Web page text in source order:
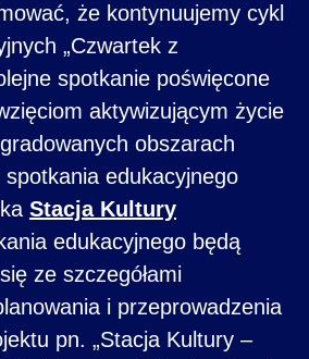
że kontynuujemy cykl
„Czwartek z
spotkanie poświęcone
aktywizującym życie
obszarach
edukacyjnego
Stacja Kultury
edukacyjnego będą
ze szczegółami
i przeprowadzenia
pn. „Stacja Kultury –